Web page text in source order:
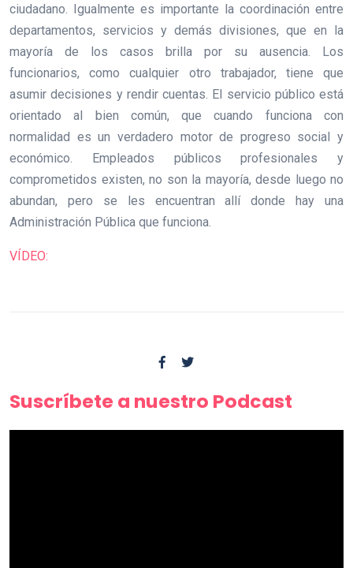
ciudadano. Igualmente es importante la coordinación entre
departamentos, servicios y demás divisiones, que en la
mayoría de los casos brilla por su ausencia. Los
funcionarios, como cualquier otro trabajador, tiene que
asumir decisiones y rendir cuentas. El servicio público está
orientado al bien común, que cuando funciona con
normalidad es un verdadero motor de progreso social y
económico. Empleados públicos profesionales y
comprometidos existen, no son la mayoría, desde luego no
abundan, pero se les encuentran allí donde hay una
Administración Pública que funciona.
VÍDEO:
Suscríbete a nuestro Podcast